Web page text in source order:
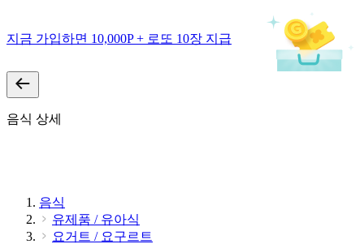
지금 가입하면 10,000P + 로또 10장 지급
음식 상세
음식
유제품 / 유아식
요거트 / 요구르트